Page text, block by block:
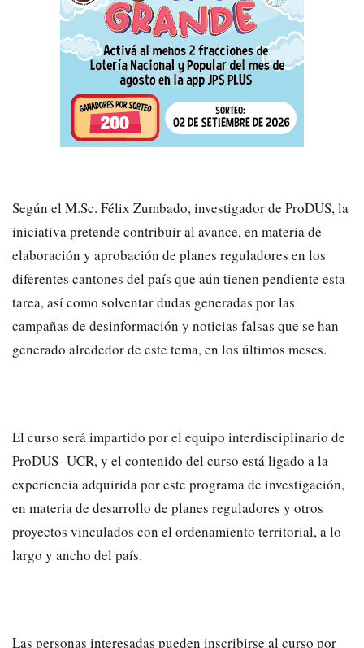
Según el M.Sc. Félix Zumbado, investigador de ProDUS, la
iniciativa pretende contribuir al avance, en materia de
elaboración y aprobación de planes reguladores en los
diferentes cantones del país que aún tienen pendiente esta
tarea, así como solventar dudas generadas por las
campañas de desinformación y noticias falsas que se han
generado alrededor de este tema, en los últimos meses.
El curso será impartido por el equipo interdisciplinario de
ProDUS- UCR, y el contenido del curso está ligado a la
experiencia adquirida por este programa de investigación,
en materia de desarrollo de planes reguladores y otros
proyectos vinculados con el ordenamiento territorial, a lo
largo y ancho del país.
Las personas interesadas pueden inscribirse al curso por